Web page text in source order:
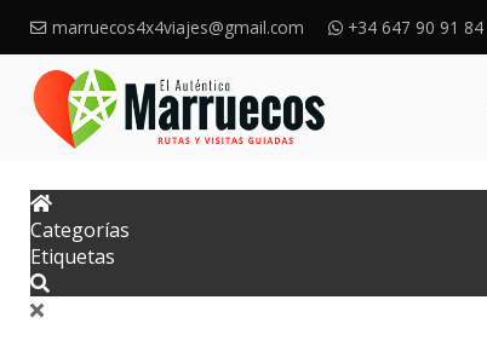
marruecos4x4viajes@gmail.com +34 647 90 91 84
Categorías
Etiquetas